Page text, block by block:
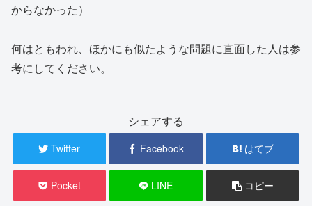
からなかった）
何はともわれ、ほかにも似たような問題に直面した人は参
考にしてください。
シェアする
Twitter Facebook はてブ
Pocket LINE コピー